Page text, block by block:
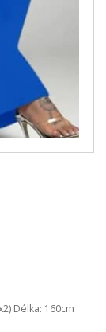
Délka: 160cm